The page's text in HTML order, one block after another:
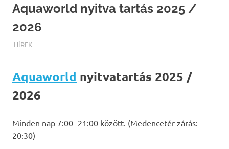
Aquaworld nyitva tartás 2025 /
2026
TERMALFURDOK.COM
HÍREK
Aquaworld nyitvatartás 2025 /
2026
Minden nap 7:00 -21:00 között. (Medencetér zárás:
20:30)